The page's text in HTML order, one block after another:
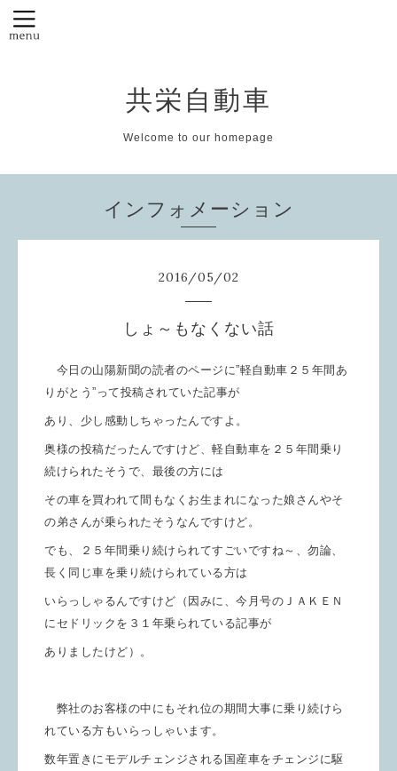
共栄自動車
Welcome to our homepage
インフォメーション
2016/05/02
しょ～もなくない話
今日の山陽新聞の読者のページに”軽自動車２５年間あ
りがとう”って投稿されていた記事が
あり、少し感動しちゃったんですよ。
奥様の投稿だったんですけど、軽自動車を２５年間乗り
続けられたそうで、最後の方には
その車を買われて間もなくお生まれになった娘さんやそ
の弟さんが乗られたそうなんですけど。
でも、２５年間乗り続けられてすごいですね～、勿論、
長く同じ車を乗り続けられている方は
いらっしゃるんですけど（因みに、今月号のＪＡＫＥＮ
にセドリックを３１年乗られている記事が
ありましたけど）。
弊社のお客様の中にもそれ位の期間大事に乗り続けら
れている方もいらっしゃいます。
数年置きにモデルチェンジされる国産車をチェンジに駆